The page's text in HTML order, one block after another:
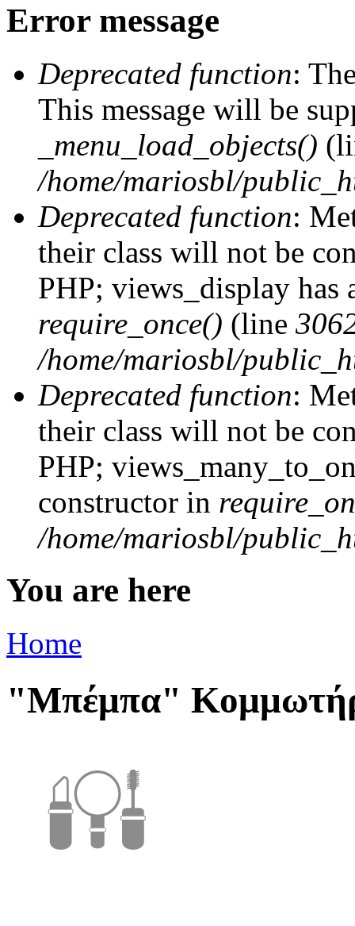
Error message
Deprecated function:
This message will be
_menu_load_objects()
/home/mariosbl/
Deprecated function:
their class will not be
PHP; views_display has
require_once() (line
/home/mariosbl/
Deprecated function:
their class will not be
PHP;
constructor in
/home/mariosbl/
You are here
Home
"Μπέμπα"